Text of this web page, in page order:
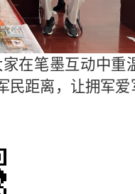
在笔墨互动中重
距离，让拥军